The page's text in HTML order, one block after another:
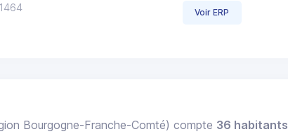
Voir ERP
Bourgogne-Franche-Comté) compte 36 habitants